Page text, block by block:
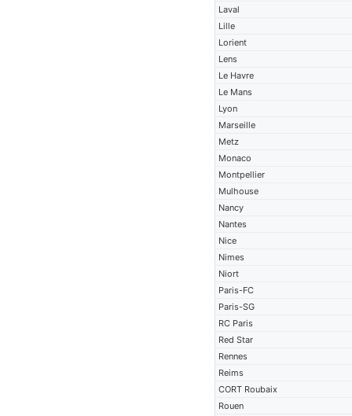
Laval
Lille
Lorient
Lens
Le Havre
Le Mans
Lyon
Marseille
Metz
Monaco
Montpellier
Mulhouse
Nancy
Nantes
Nice
Nimes
Niort
Paris-FC
Paris-SG
RC Paris
Red Star
Rennes
Reims
CORT Roubaix
Rouen